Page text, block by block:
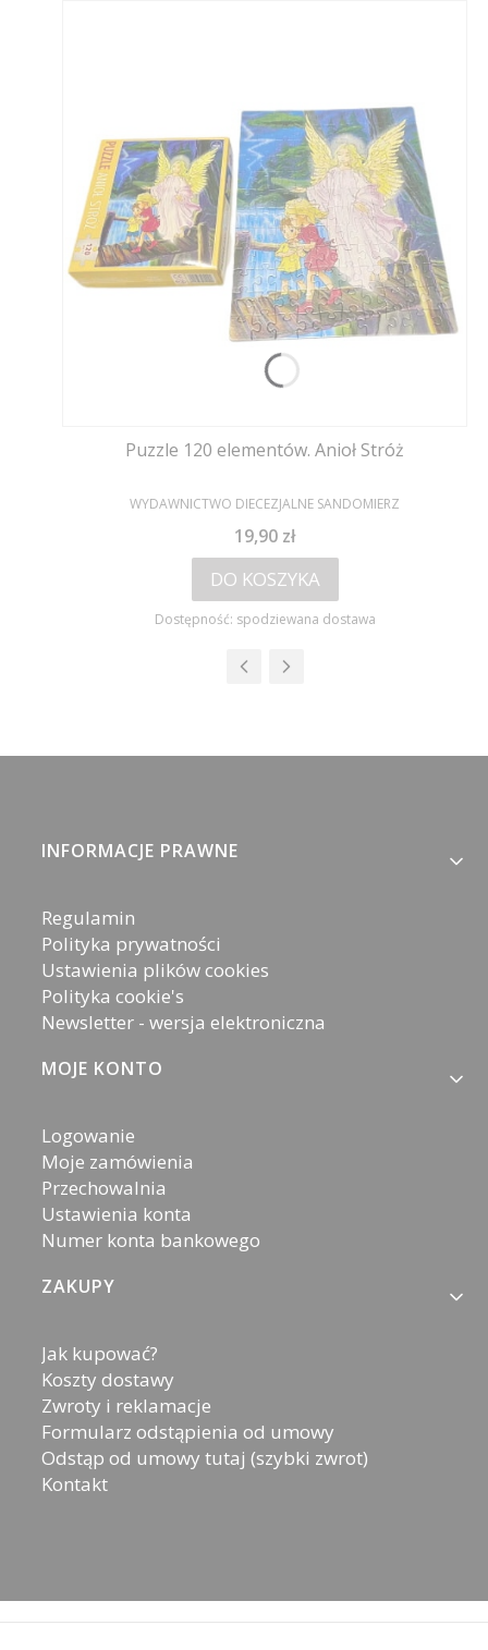
Puzzle 120 elementów. Anioł Stróż
PRODUCENT
WYDAWNICTWO DIECEZJALNE SANDOMIERZ
Cena
19,90 zł
DO KOSZYKA
Dostępność: spodziewana dostawa
Linki w stopce
INFORMACJE PRAWNE
Regulamin
Polityka prywatności
Ustawienia plików cookies
Polityka cookie's
Newsletter - wersja elektroniczna
MOJE KONTO
Logowanie
Moje zamówienia
Przechowalnia
Ustawienia konta
Numer konta bankowego
ZAKUPY
Jak kupować?
Koszty dostawy
Zwroty i reklamacje
Formularz odstąpienia od umowy
Odstąp od umowy tutaj (szybki zwrot)
Kontakt